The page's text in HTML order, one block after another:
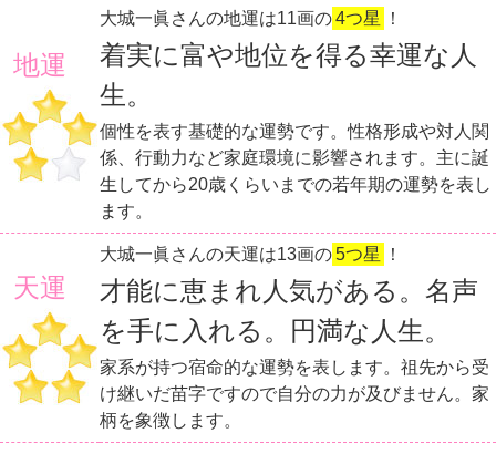
地運
大城一眞さんの地運は11画の4つ星 ！
着実に富や地位を得る幸運な人
生。
個性を表す基礎的な運勢です。性格形成や対人関
係、行動力など家庭環境に影響されます。主に誕
生してから20歳くらいまでの若年期の運勢を表し
ます。
天運
大城一眞さんの天運は13画の5つ星 ！
才能に恵まれ人気がある。名声
を手に入れる。円満な人生。
家系が持つ宿命的な運勢を表します。祖先から受
け継いだ苗字ですので自分の力が及びません。家
柄を象徴します。